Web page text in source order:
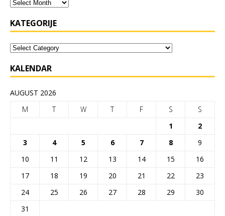
KATEGORIJE
KALENDAR
AUGUST 2026
M
T W T F S
S
1
2
3
4 5 6 7 8
9
10
11 12 13 14 15
16
17
18 19 20 21 22
23
24
25 26 27 28 29
30
31